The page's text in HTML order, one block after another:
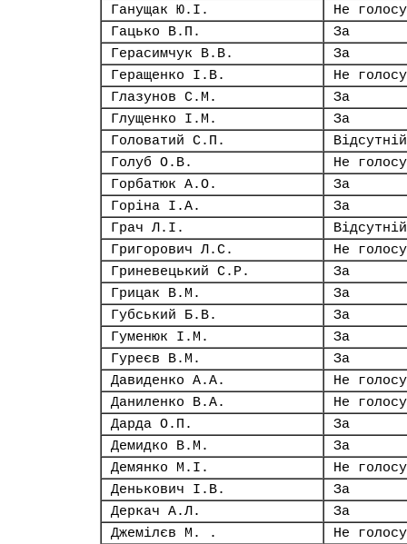
Ганущак Ю.І.
Не
Гацько В.П.
За
Герасимчук В.В.
За
Геращенко І.В.
Не
Глазунов С.М.
За
Глущенко І.М.
За
Головатий С.П.
Відсутній
Голуб О.В.
Не
Горбатюк А.О.
За
Горіна І.А.
За
Грач Л.І.
Відсутній
Григорович Л.С.
Не
Гриневецький С.Р.
За
Грицак В.М.
За
Губський Б.В.
За
Гуменюк І.М.
За
Гуреєв В.М.
За
Давиденко А.А.
Не
Даниленко В.А.
Не
Дарда О.П.
За
Демидко В.М.
За
Демянко М.І.
Не
Денькович І.В.
За
Деркач А.Л.
За
Джемілєв М. .
Не